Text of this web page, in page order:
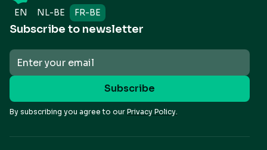
EN NL-BE FR-BE
Subscribe to newsletter
By subscribing you agree to our Privacy Policy.